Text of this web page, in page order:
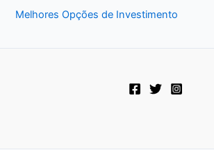
Melhores Opções de Investimento